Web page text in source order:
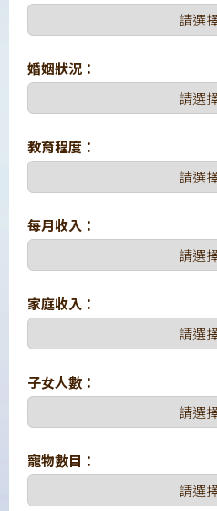
婚姻狀況：
教育程度：
每月收入：
家庭收入：
子女人數：
寵物數目：